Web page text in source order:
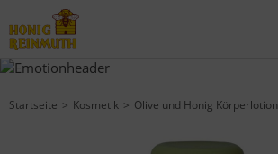
Startseite Kosmetik Olive und Honig Körperlotion